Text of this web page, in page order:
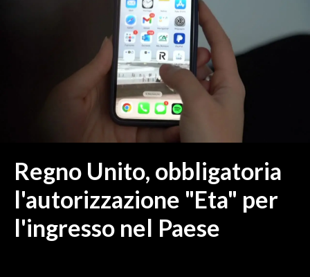
ORISTANO E PROVINCIA
SASSARI E PROVINCIA
CRONACA
ITALIA
MONDO
Regno Unito, obbligatoria
l'autorizzazione "Eta" per
l'ingresso nel Paese